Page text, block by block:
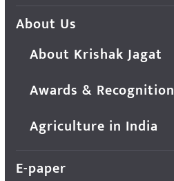
About Us
About Krishak Jagat
Awards & Recognition
Agriculture in India
E-paper